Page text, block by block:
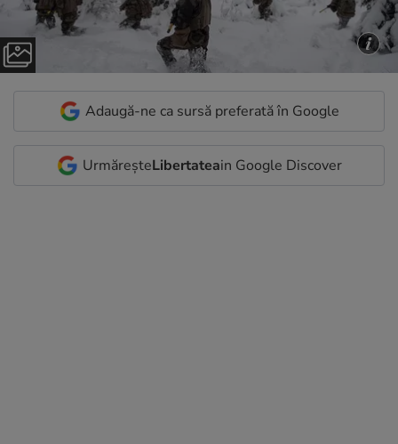
Adaugă-ne ca sursă preferată în Google
UrmăreșteLibertateain Google Discover